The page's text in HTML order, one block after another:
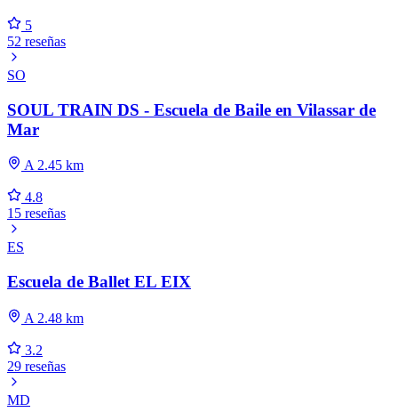
5
52 reseñas
SO
SOUL TRAIN DS - Escuela de Baile en Vilassar de
Mar
A 2.45 km
4.8
15 reseñas
ES
Escuela de Ballet EL EIX
A 2.48 km
3.2
29 reseñas
MD